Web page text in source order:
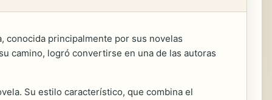
conocida principalmente por sus novelas
camino, logró convertirse en una de las autoras
Su estilo característico, que combina el